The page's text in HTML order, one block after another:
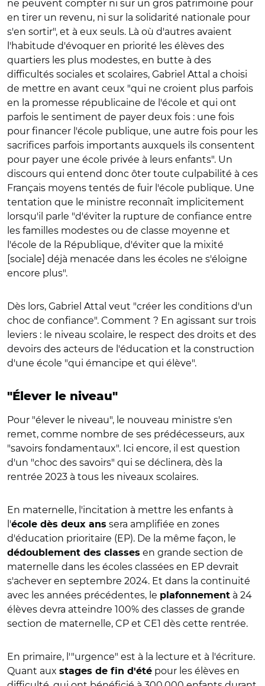
ne peuvent compter ni sur un gros patrimoine pour
en tirer un revenu, ni sur la solidarité nationale pour
s'en sortir", et à eux seuls. Là où d'autres avaient
l'habitude d'évoquer en priorité les élèves des
quartiers les plus modestes, en butte à des
difficultés sociales et scolaires, Gabriel Attal a choisi
de mettre en avant ceux "qui ne croient plus parfois
en la promesse républicaine de l'école et qui ont
parfois le sentiment de payer deux fois : une fois
pour financer l'école publique, une autre fois pour les
sacrifices parfois importants auxquels ils consentent
pour payer une école privée à leurs enfants". Un
discours qui entend donc ôter toute culpabilité à ces
Français moyens tentés de fuir l'école publique. Une
tentation que le ministre reconnaît implicitement
lorsqu'il parle "d'éviter la rupture de confiance entre
les familles modestes ou de classe moyenne et
l'école de la République, d'éviter que la mixité
[sociale] déjà menacée dans les écoles ne s'éloigne
encore plus".
Dès lors, Gabriel Attal veut "créer les conditions d'un
choc de confiance". Comment ? En agissant sur trois
leviers : le niveau scolaire, le respect des droits et des
devoirs des acteurs de l'éducation et la construction
d'une école "qui émancipe et qui élève".
"Élever le niveau"
Pour "élever le niveau", le nouveau ministre s'en
remet, comme nombre de ses prédécesseurs, aux
"savoirs fondamentaux". Ici encore, il est question
d'un "choc des savoirs" qui se déclinera, dès la
rentrée 2023 à tous les niveaux scolaires.
En maternelle, l'incitation à mettre les enfants à
l'école dès deux ans sera amplifiée en zones
d'éducation prioritaire (EP). De la même façon, le
dédoublement des classes en grande section de
maternelle dans les écoles classées en EP devrait
s'achever en septembre 2024. Et dans la continuité
avec les années précédentes, le plafonnement à 24
élèves devra atteindre 100% des classes de grande
section de maternelle, CP et CE1 dès cette rentrée.
En primaire, l'"urgence" est à la lecture et à l'écriture.
Quant aux stages de fin d'été pour les élèves en